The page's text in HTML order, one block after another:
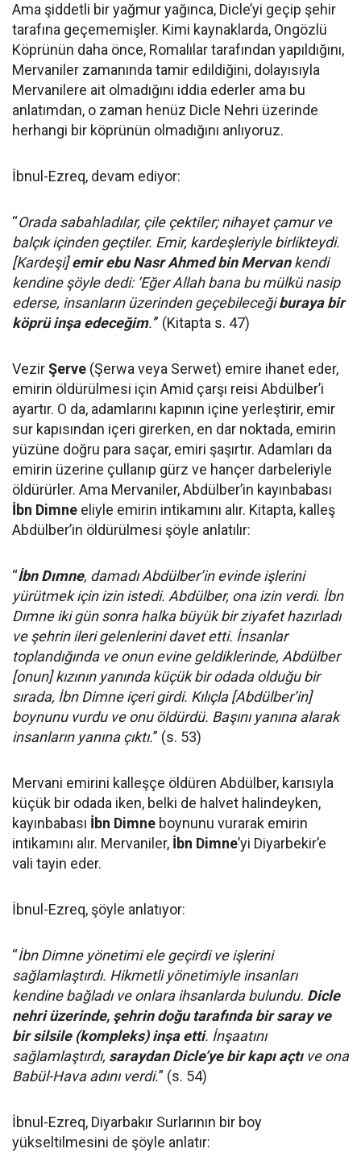
Ama şiddetli bir yağmur yağınca, Dicle’yi geçip şehir
tarafına geçememişler. Kimi kaynaklarda, Ongözlü
Köprünün daha önce, Romalılar tarafından yapıldığını,
Mervaniler zamanında tamir edildiğini, dolayısıyla
Mervanilere ait olmadığını iddia ederler ama bu
anlatımdan, o zaman henüz Dicle Nehri üzerinde
herhangi bir köprünün olmadığını anlıyoruz.
İbnul-Ezreq, devam ediyor:
“Orada sabahladılar, çile çektiler; nihayet çamur ve
balçık içinden geçtiler. Emir, kardeşleriyle birlikteydi.
[Kardeşi]emir ebu Nasr Ahmed bin Mervankendi
kendine şöyle dedi: ‘Eğer Allah bana bu mülkü nasip
ederse, insanların üzerinden geçebileceğiburaya bir
köprü inşa edeceğim.'” (Kitapta s. 47)
VezirŞerve (Şerwa veya Serwet) emire ihanet eder,
emirin öldürülmesi için Amid çarşı reisi Abdülber’i
ayartır. O da, adamlarını kapının içine yerleştirir, emir
sur kapısından içeri girerken, en dar noktada, emirin
yüzüne doğru para saçar, emiri şaşırtır. Adamları da
emirin üzerine çullanıp gürz ve hançer darbeleriyle
öldürürler. Ama Mervaniler, Abdülber’in kayınbabası
İbn Dimne eliyle emirin intikamını alır. Kitapta, kalleş
Abdülber’in öldürülmesi şöyle anlatılır:
“İbn Dımne, damadı Abdülber’in evinde işlerini
yürütmek için izin istedi. Abdülber, ona izin verdi. İbn
Dımne iki gün sonra halka büyük bir ziyafet hazırladı
ve şehrin ileri gelenlerini davet etti. İnsanlar
toplandığında ve onun evine geldiklerinde, Abdülber
[onun] kızının yanında küçük bir odada olduğu bir
sırada, İbn Dimne içeri girdi. Kılıçla [Abdülber’in]
boynunu vurdu ve onu öldürdü. Başını yanına alarak
insanların yanına çıktı.” (s. 53)
Mervani emirini kalleşçe öldüren Abdülber, karısıyla
küçük bir odada iken, belki de halvet halindeyken,
kayınbabası İbn Dimne boynunu vurarak emirin
intikamını alır. Mervaniler, İbn Dimne’yi Diyarbekir’e
vali tayin eder.
İbnul-Ezreq, şöyle anlatıyor:
“İbn Dimne yönetimi ele geçirdi ve işlerini
sağlamlaştırdı. Hikmetli yönetimiyle insanları
kendine bağladı ve onlara ihsanlarda bulundu. Dicle
nehri üzerinde, şehrin doğu tarafında bir saray ve
bir silsile (kompleks) inşa etti. İnşaatını
sağlamlaştırdı, saraydan Dicle’ye bir kapı açtıve ona
Babül-Hava adını verdi.” (s. 54)
İbnul-Ezreq, Diyarbakır Surlarının bir boy
yükseltilmesini de şöyle anlatır: